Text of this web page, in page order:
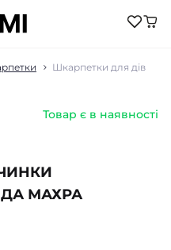
Шкарпетки для
Товар є в наявності
МАХРА